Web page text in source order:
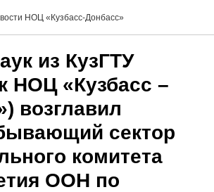
НОЦ «Кузбасс-Донбасс»
из КузГТУ
НОЦ «Кузбасс –
возглавил
сектор
комитета
ООН по